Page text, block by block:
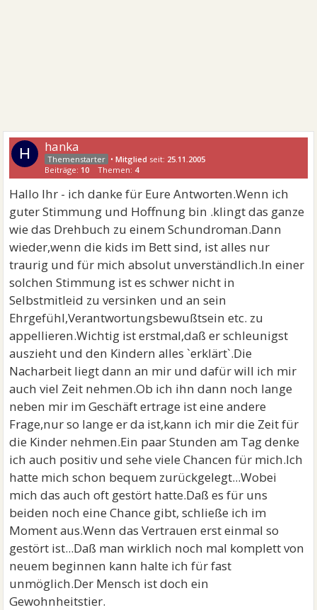
H hanka
•Mitglied seit: 25.11.2005
Beiträge: 10 Themen: 4
Hallo Ihr - ich danke für Eure Antworten.Wenn ich
guter Stimmung und Hoffnung bin .klingt das ganze
wie das Drehbuch zu einem Schundroman.Dann
wieder,wenn die kids im Bett sind, ist alles nur
traurig und für mich absolut unverständlich.In einer
solchen Stimmung ist es schwer nicht in
Selbstmitleid zu versinken und an sein
Ehrgefühl,Verantwortungsbewußtsein etc. zu
appellieren.Wichtig ist erstmal,daß er schleunigst
auszieht und den Kindern alles `erklärt`.Die
Nacharbeit liegt dann an mir und dafür will ich mir
auch viel Zeit nehmen.Ob ich ihn dann noch lange
neben mir im Geschäft ertrage ist eine andere
Frage,nur so lange er da ist,kann ich mir die Zeit für
die Kinder nehmen.Ein paar Stunden am Tag denke
ich auch positiv und sehe viele Chancen für mich.Ich
hatte mich schon bequem zurückgelegt...Wobei
mich das auch oft gestört hatte.Daß es für uns
beiden noch eine Chance gibt, schließe ich im
Moment aus.Wenn das Vertrauen erst einmal so
gestört ist...Daß man wirklich noch mal komplett von
neuem beginnen kann halte ich für fast
unmöglich.Der Mensch ist doch ein
Gewohnheitstier.